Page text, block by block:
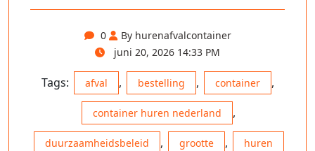
0
By hurenafvalcontainer
juni 20, 2026 14:33 PM
Tags: afval , bestelling , container ,
container huren nederland ,
duurzaamheidsbeleid , grootte , huren